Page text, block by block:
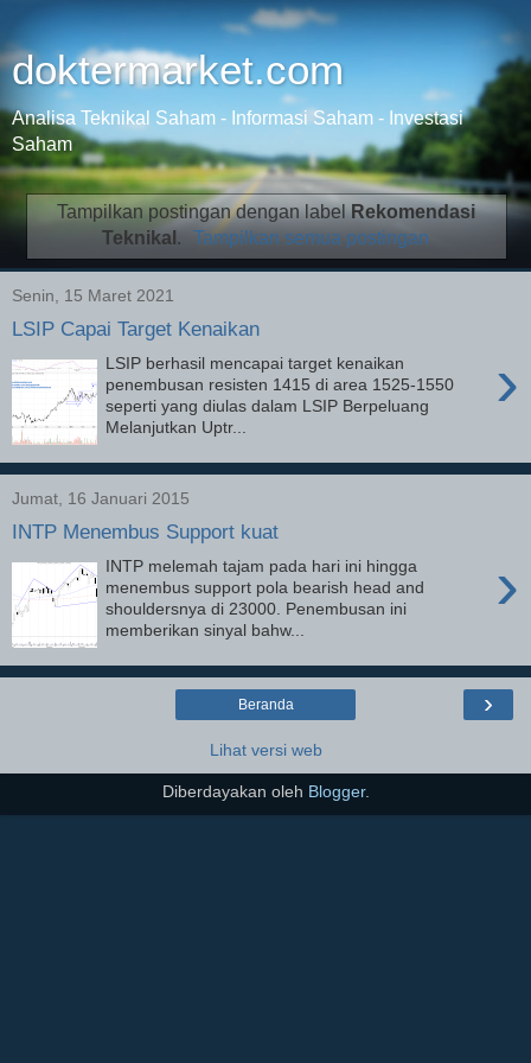
doktermarket.com
Analisa Teknikal Saham - Informasi Saham - Investasi
Saham
Tampilkan postingan dengan labelRekomendasi
Teknikal . Tampilkan semua postingan
Senin, 15 Maret 2021
LSIP Capai Target Kenaikan
›
LSIP berhasil mencapai target kenaikan
penembusan resisten 1415 di area 1525-1550
seperti yang diulas dalam LSIP Berpeluang
Melanjutkan Uptr...
Jumat, 16 Januari 2015
INTP Menembus Support kuat
›
INTP melemah tajam pada hari ini hingga
menembus support pola bearish head and
shouldersnya di 23000. Penembusan ini
memberikan sinyal bahw...
›
Beranda
Lihat versi web
Diberdayakan oleh Blogger.